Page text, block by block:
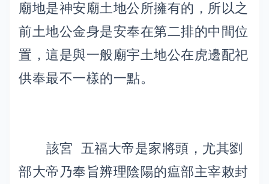
廟地是神安廟土地公所擁有的，所以之
前土地公金身是安奉在第二排的中間位
置，這是與一般廟宇土地公在虎邊配祀
供奉最不一樣的一點。
該宮 五福大帝是家將頭，尤其劉
部大帝乃奉旨辨理陰陽的瘟部主宰敕封